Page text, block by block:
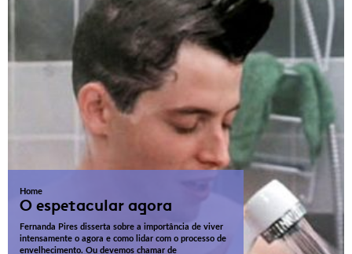
Home
O espetacular agora
Fernanda Pires disserta sobre a importância de viver
intensamente o agora e como lidar com o processo de
envelhecimento. Ou devemos chamar de